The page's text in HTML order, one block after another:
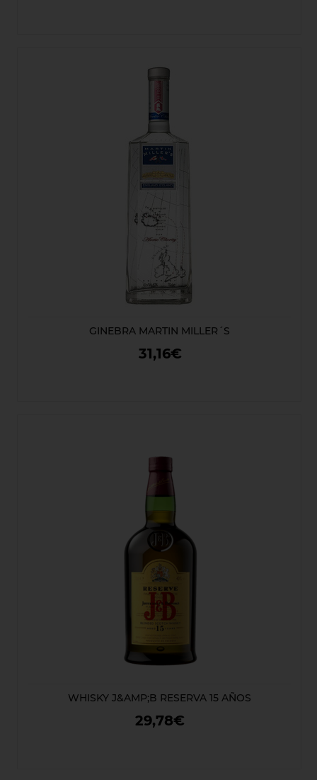
GINEBRA MARTIN MILLER´S
31,16€
WHISKY J&AMP;B RESERVA 15 AÑOS
29,78€